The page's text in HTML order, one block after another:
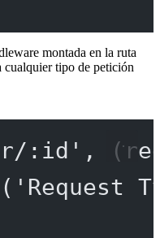
montada en la ruta
cualquier tipo de petición
:id' , (
( 'Request